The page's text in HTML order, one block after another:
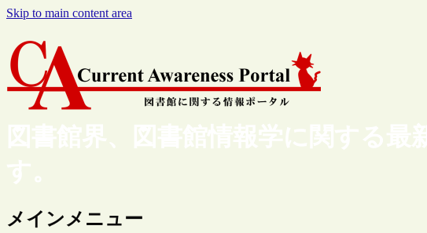
Skip to main content area
図書館界、図書館情報学に関する
す。
メインメニュー